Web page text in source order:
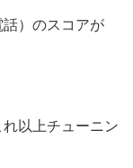
）のスコアが
以上チューニン